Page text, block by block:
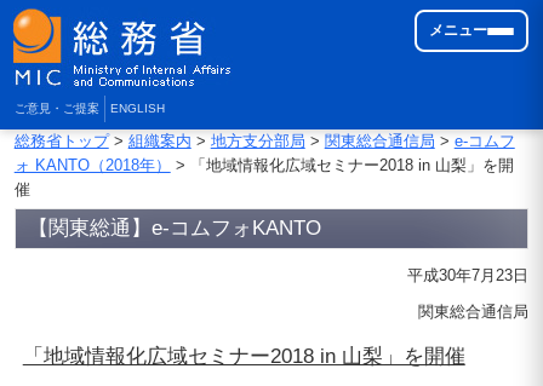
ご意見・ご提案 ENGLISH
メニュー
総務省トップ> 組織案内 > 地方支分部局 > 関東総合通信局 > e-コムフ
ォ KANTO（2018年）
> 「地域情報化広域セミナー2018 in 山梨」を開
催
【関東総通】e-コムフォKANTO
平成30年7月23日
関東総合通信局
「地域情報化広域セミナー2018 in 山梨」を開催